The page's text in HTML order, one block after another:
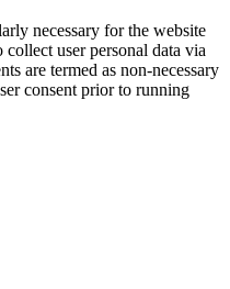
necessary for the website
user personal data via
are termed as non-necessary
consent prior to running